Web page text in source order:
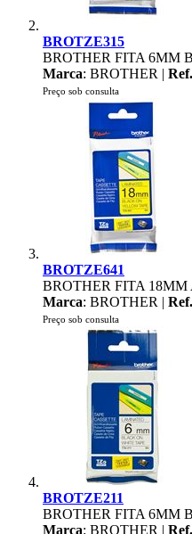
BROTZE315
BROTHER FITA 6MM
Marca: BROTHER |
Preço sob consulta
BROTZE641
BROTHER FITA
Marca: BROTHER |
Preço sob consulta
BROTZE211
BROTHER FITA 6MM
Marca: BROTHER |